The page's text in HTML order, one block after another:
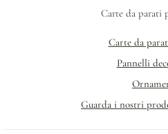
Carte da parati
Carte da
Pannelli
Guarda i nostri